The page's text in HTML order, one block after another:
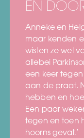
EN
Anneke en
maar kenden
wisten ze wel
allebei
een keer
aan de praat.
hebben en
Een paar
tegen en toen
hoorns gevat.’